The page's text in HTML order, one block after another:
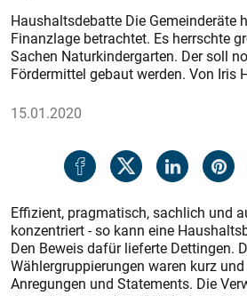
Haushaltsdebatte Die Gemeinderäte
Finanzlage betrachtet. Es herrschte
Sachen Naturkindergarten. Der soll
Fördermittel gebaut werden. Von Iris
15.01.2020
Effizient, pragmatisch, sachlich und
konzentriert - so kann eine
Den Beweis dafür lieferte Dettingen.
Wählergruppierungen waren kurz
Anregungen und Statements. Die